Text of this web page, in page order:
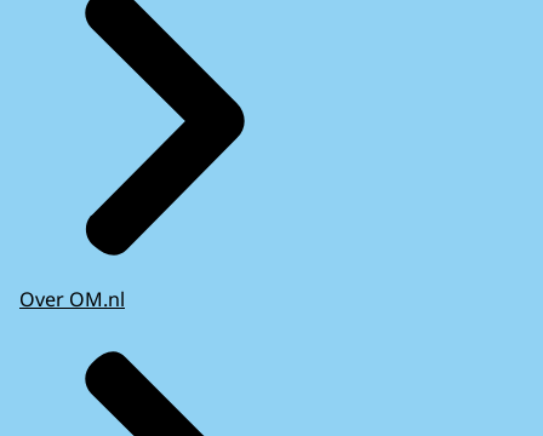
Over OM.nl